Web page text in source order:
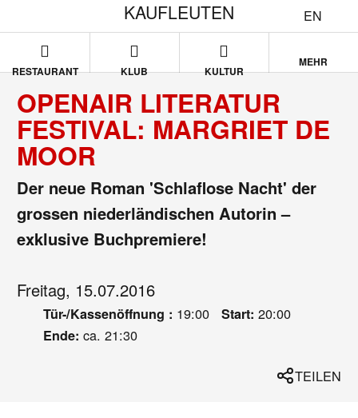
EN
KAUFLEUTEN
RESTAURANT KLUB KULTUR
MEHR
OPENAIR LITERATUR
FESTIVAL: MARGRIET DE
MOOR
Der neue Roman 'Schlaflose Nacht' der
grossen niederländischen Autorin –
exklusive Buchpremiere!
Freitag, 15.07.2016
Tür-/Kassenöffnung : 19:00 Start: 20:00
Ende: ca. 21:30
TEILEN